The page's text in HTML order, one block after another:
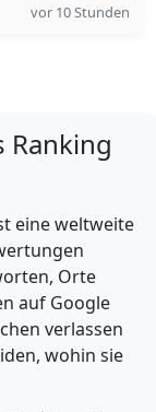
vor 10 Stunden
Ranking
eine weltweite
Orte
auf Google
verlassen
wohin sie